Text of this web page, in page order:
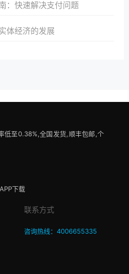
：快速解决支付问题
体经济的发展
低至0.38%,全国发货,顺丰包邮,个
APP下载
联系方式
咨询热线：4006655335